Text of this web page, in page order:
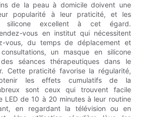
de la peau à domicile doivent une
popularité à leur praticité, et les
silicone excellent à cet égard.
vous en institut qui nécessitent
vous, du temps de déplacement et
un masque en silicone
séances thérapeutiques dans le
Cette praticité favorise la régularité,
les effets cumulatifs de la
sont ceux qui trouvent facile
LED de 10 à 20 minutes à leur routine
en regardant la télévision ou en